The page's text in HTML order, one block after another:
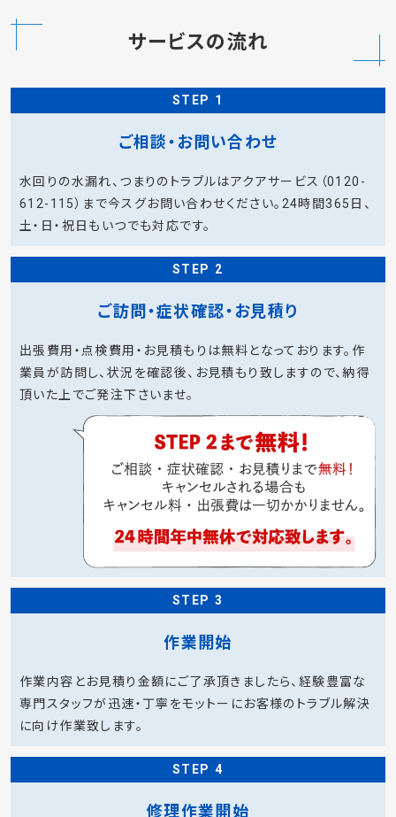
サービスの流れ
STEP 1
ご相談・お問い合わせ
水回りの水漏れ、つまりのトラブルはアクアサービス（0120-
612-115）まで今スグお問い合わせください。24時間365日、
土・日・祝日もいつでも対応です。
STEP 2
ご訪問・症状確認・お見積り
出張費用・点検費用・お見積もりは無料となっております。作
業員が訪問し、状況を確認後、お見積もり致しますので、納得
頂いた上でご発注下さいませ。
STEP 3
作業開始
作業内容とお見積り金額にご了承頂きましたら、経験豊富な
専門スタッフが迅速・丁寧をモットーにお客様のトラブル解決
に向け作業致します。
STEP 4
修理作業開始